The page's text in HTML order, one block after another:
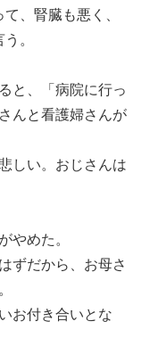
、 腎臓 も悪く、
う。
と、「病院に行っ
んと看護婦さんが
しい。おじさんは
やめた。
ずだから、お母さ
お付き合いとな